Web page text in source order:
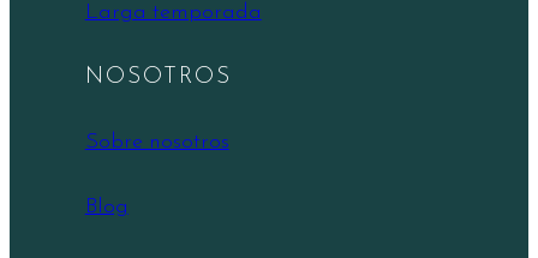
Larga temporada
NOSOTROS
Sobre nosotros
Blog